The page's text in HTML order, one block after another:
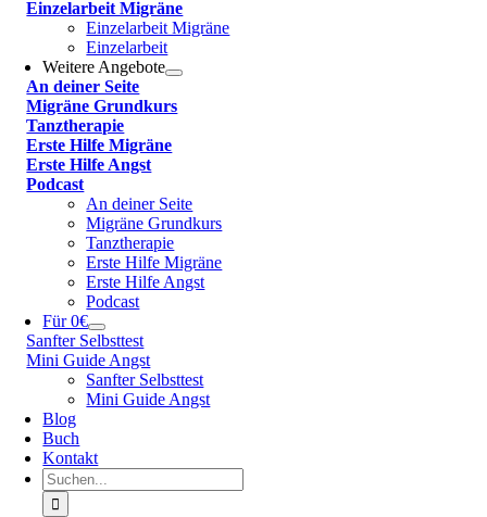
Einzelarbeit Migräne
Einzelarbeit Migräne
Einzelarbeit
Weitere Angebote
An deiner Seite
Migräne Grundkurs
Tanztherapie
Erste Hilfe Migräne
Erste Hilfe Angst
Podcast
An deiner Seite
Migräne Grundkurs
Tanztherapie
Erste Hilfe Migräne
Erste Hilfe Angst
Podcast
Für 0€
Sanfter Selbsttest
Mini Guide Angst
Sanfter Selbsttest
Mini Guide Angst
Blog
Buch
Kontakt
Suche
nach: